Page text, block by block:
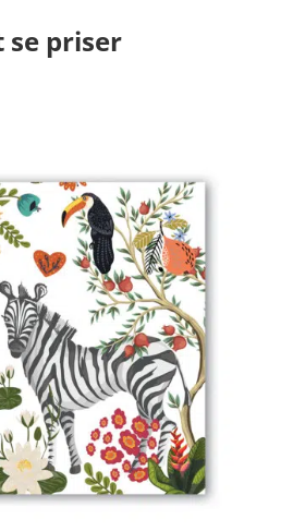
se priser